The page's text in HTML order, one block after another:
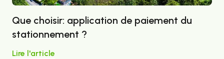
Que choisir: application de paiement du
stationnement ?
Lire l'article